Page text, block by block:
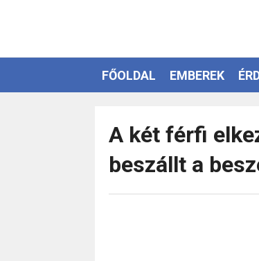
FŐOLDAL EMBEREK
A két férfi
beszállt a